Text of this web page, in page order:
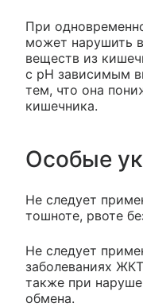
При
может нарушить
веществ из
с рН зависимым
тем, что она
кишечника.
Особые
Не следует
тошноте, рвоте
Не следует
заболеваниях
также при
обмена.